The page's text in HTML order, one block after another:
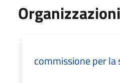
Organizzazioni
commissione per